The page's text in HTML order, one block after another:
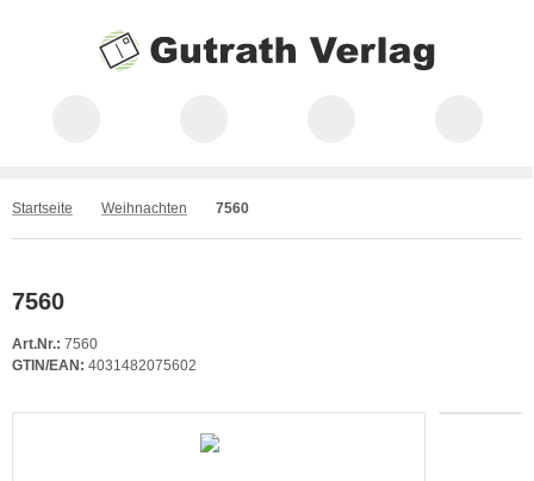
Startseite Weihnachten 7560
7560
Art.Nr.: 7560
GTIN/EAN: 4031482075602